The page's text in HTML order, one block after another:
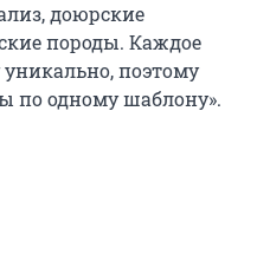
доюрские
породы. Каждое
поэтому
по одному шаблону».